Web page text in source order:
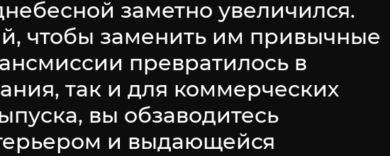
заметно увеличился.
чтобы заменить им привычные
превратилось в
так и для коммерческих
вы обзаводитесь
и выдающейся